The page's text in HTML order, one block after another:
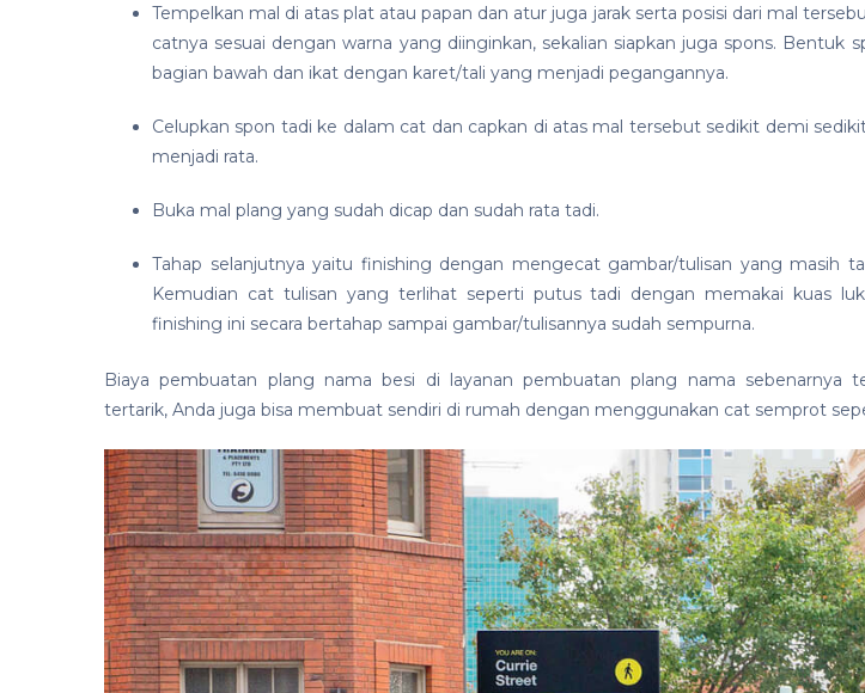
Tempelkan mal di atas plat atau papan dan atur juga jarak serta posisi dari mal
catnya sesuai dengan warna yang diinginkan, sekalian siapkan juga spons. Bentuk
bagian bawah dan ikat dengan karet/tali yang menjadi pegangannya.
Celupkan spon tadi ke dalam cat dan capkan di atas mal tersebut sedikit demi
menjadi rata.
Buka mal plang yang sudah dicap dan sudah rata tadi.
Tahap selanjutnya yaitu finishing dengan mengecat gambar/tulisan yang masih
Kemudian cat tulisan yang terlihat seperti putus tadi dengan memakai kuas
finishing ini secara bertahap sampai gambar/tulisannya sudah sempurna.
Biaya pembuatan plang nama besi di layanan pembuatan plang nama sebenarnya
tertarik, Anda juga bisa membuat sendiri di rumah dengan menggunakan cat semprot